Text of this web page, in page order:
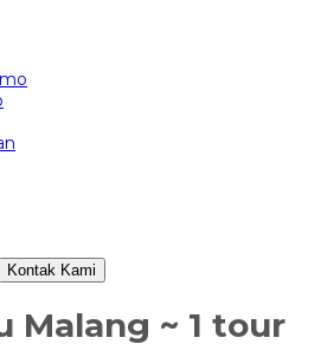
Kontak Kami
Malang ~ 1 tour